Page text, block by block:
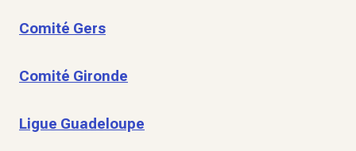
Comité Gers
Comité Gironde
Ligue Guadeloupe